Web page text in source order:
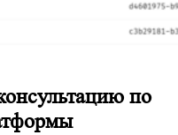
по